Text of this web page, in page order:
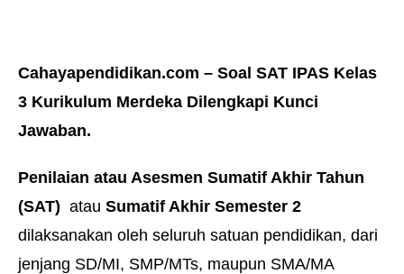
Cahayapendidikan.com – Soal SAT IPAS Kelas
3 Kurikulum Merdeka Dilengkapi Kunci
Jawaban.
Penilaian atau Asesmen Sumatif Akhir Tahun
(SAT) atau Sumatif Akhir Semester 2
dilaksanakan oleh seluruh satuan pendidikan, dari
jenjang SD/MI, SMP/MTs, maupun SMA/MA